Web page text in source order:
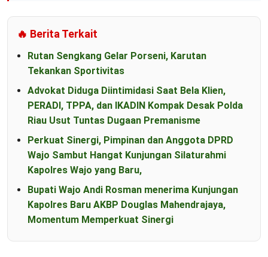
🔥 Berita Terkait
Rutan Sengkang Gelar Porseni, Karutan
Tekankan Sportivitas
Advokat Diduga Diintimidasi Saat Bela Klien,
PERADI, TPPA, dan IKADIN Kompak Desak Polda
Riau Usut Tuntas Dugaan Premanisme
Perkuat Sinergi, Pimpinan dan Anggota DPRD
Wajo Sambut Hangat Kunjungan Silaturahmi
Kapolres Wajo yang Baru,
Bupati Wajo Andi Rosman menerima Kunjungan
Kapolres Baru AKBP Douglas Mahendrajaya,
Momentum Memperkuat Sinergi